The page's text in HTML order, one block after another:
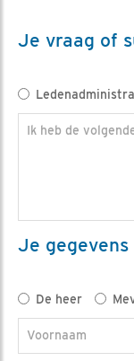
Je vraag of
Ik heb de
Je gegevens
TitelDe heer
Voornaam